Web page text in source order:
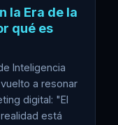
la Era de la
qué es
Inteligencia
a resonar
digital: "El
está